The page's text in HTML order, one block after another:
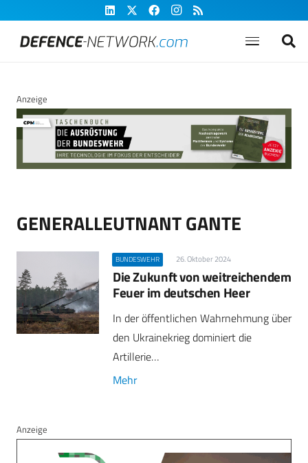
Anzeige
GENERALLEUTNANT GANTE
BUNDESWEHR 26. Oktober 2024
Die Zukunft von weitreichendem
Feuer im deutschen Heer
In der öffentlichen Wahrnehmung über
den Ukrainekrieg dominiert die
Artillerie…
Mehr
Anzeige